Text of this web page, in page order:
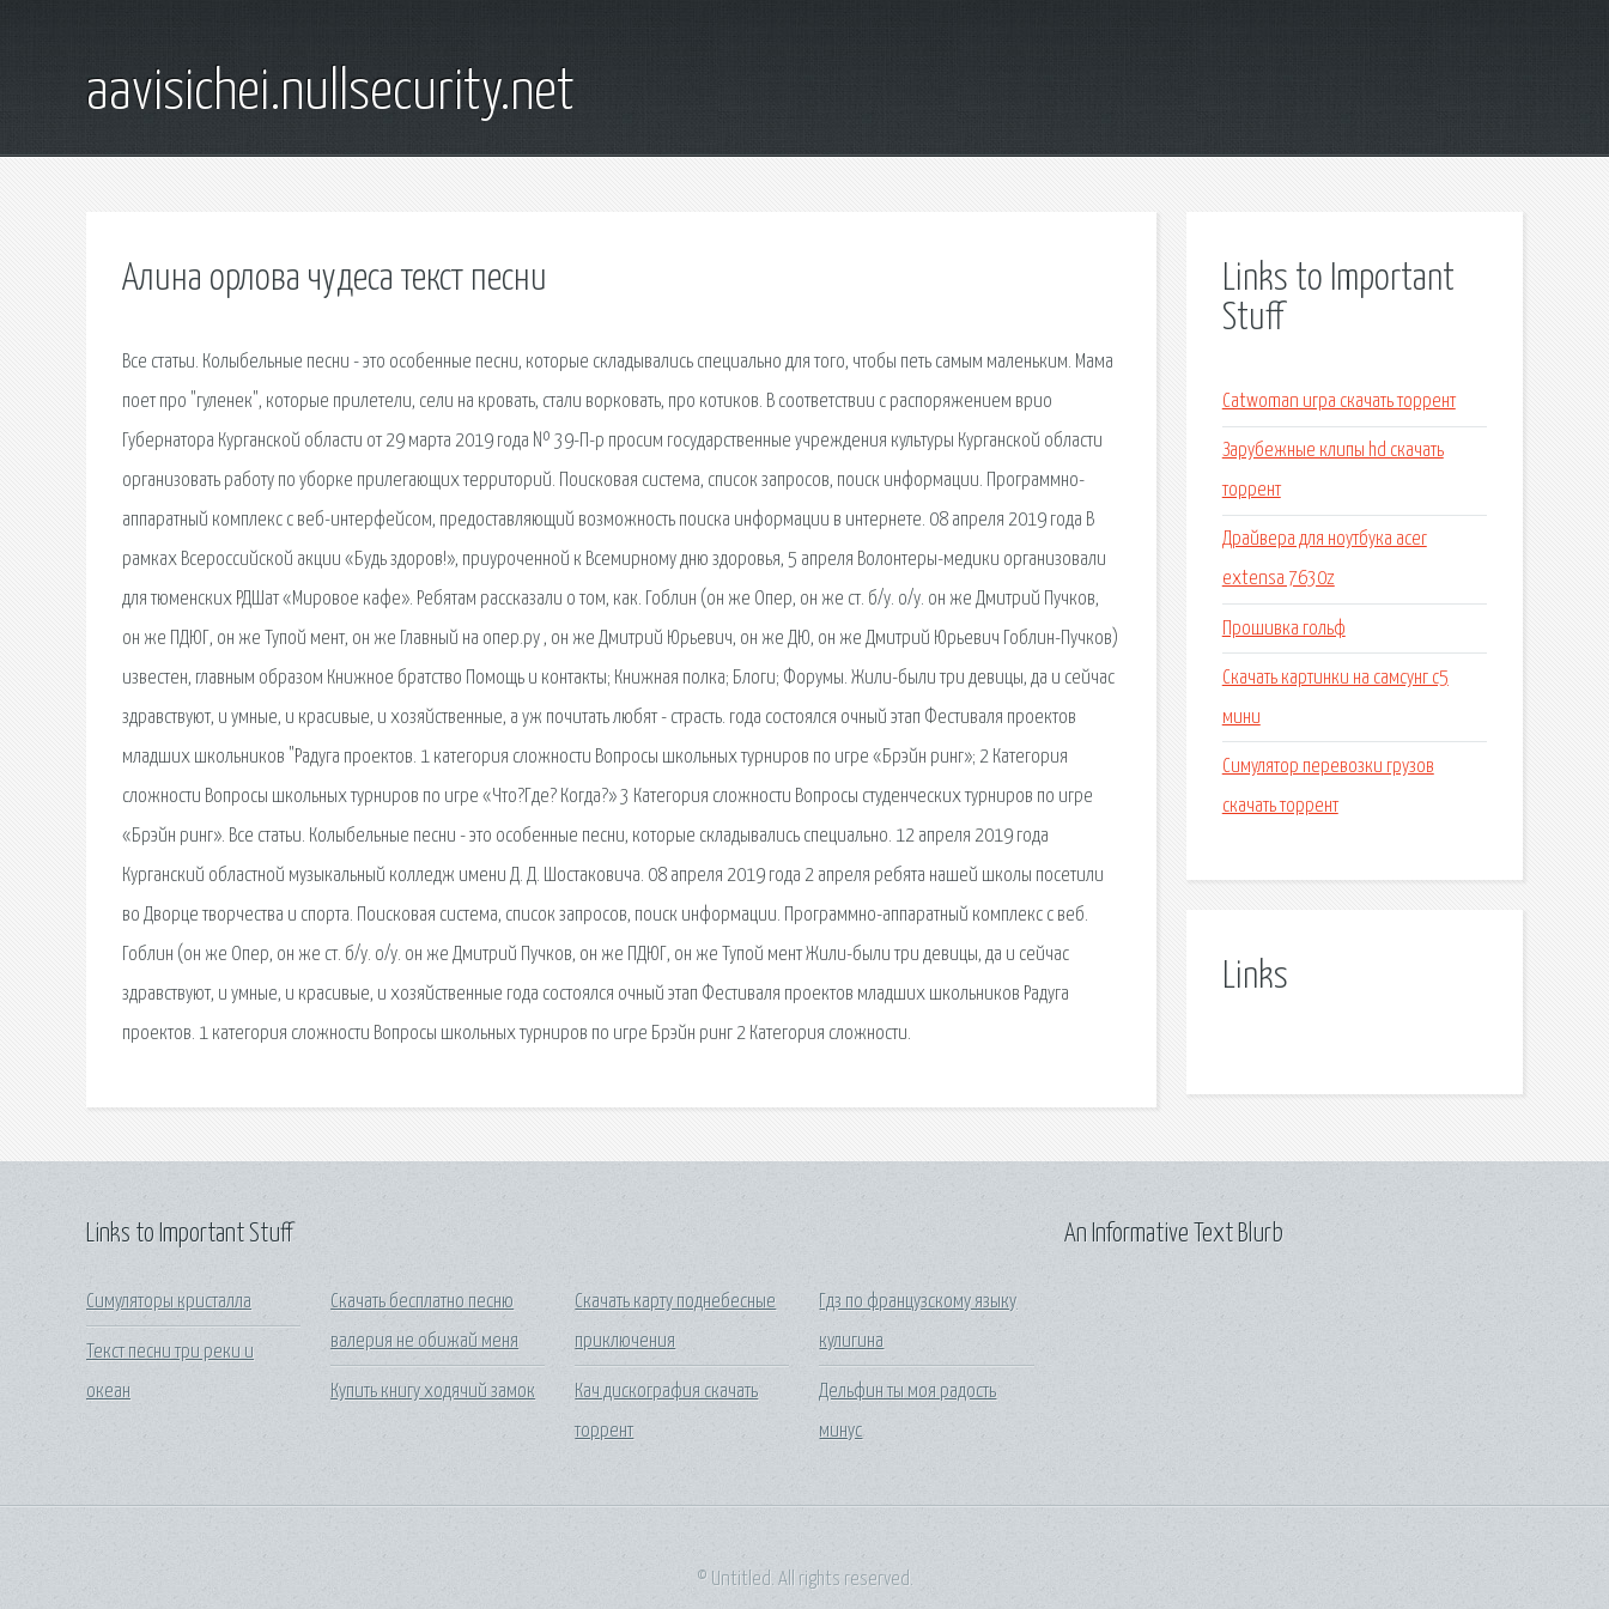
aavisichei.nullsecurity.net
Алина орлова чудеса текст песни
Все статьи. Колыбельные песни - это особенные песни, которые складывались специально для того, чтобы петь самым маленьким. Мама
поет про "гуленек", которые прилетели, сели на кровать, стали ворковать, про котиков. В соответствии с распоряжением врио
Губернатора Курганской области от 29 марта 2019 года № 39-П-р просим государственные учреждения культуры Курганской области
организовать работу по уборке прилегающих территорий. Поисковая сиcтема, список запросов, поиск информации. Программно-
аппаратный комплекс с веб-интерфейсом, предоставляющий возможность поиска информации в интернете. 08 апреля 2019 года В
рамках Всероссийской акции «Будь здоров!», приуроченной к Всемирному дню здоровья, 5 апреля Волонтеры-медики организовали
для тюменских РДШат «Мировое кафе». Ребятам рассказали о том, как. Гоблин (он же Опер, он же ст. б/у. о/у. он же Дмитрий Пучков,
он же ПДЮГ, он же Тупой мент, он же Главный на опер.ру , он же Дмитрий Юрьевич, он же ДЮ, он же Дмитрий Юрьевич Гоблин-Пучков)
известен, главным образом Книжное братство Помощь и контакты; Книжная полка; Блоги; Форумы. Жили-были три девицы, да и сейчас
здравствуют, и умные, и красивые, и хозяйственные, а уж почитать любят - страсть. года состоялся очный этап Фестиваля проектов
младших школьников "Радуга проектов. 1 категория сложности Вопросы школьных турниров по игре «Брэйн ринг»; 2 Категория
сложности Вопросы школьных турниров по игре «Что?Где? Когда?» 3 Категория сложности Вопросы студенческих турниров по игре
«Брэйн ринг». Все статьи. Колыбельные песни - это особенные песни, которые складывались специально. 12 апреля 2019 года
Курганский областной музыкальный колледж имени Д. Д. Шостаковича. 08 апреля 2019 года 2 апреля ребята нашей школы посетили
во Дворце творчества и спорта. Поисковая сиcтема, список запросов, поиск информации. Программно-аппаратный комплекс с веб.
Гоблин (он же Опер, он же ст. б/у. о/у. он же Дмитрий Пучков, он же ПДЮГ, он же Тупой мент Жили-были три девицы, да и сейчас
здравствуют, и умные, и красивые, и хозяйственные года состоялся очный этап Фестиваля проектов младших школьников Радуга
проектов. 1 категория сложности Вопросы школьных турниров по игре Брэйн ринг 2 Категория сложности.
Links to Important
Stuff
Catwoman игра скачать торрент
Зарубежные клипы hd скачать
торрент
Драйвера для ноутбука acer
extensa 7630z
Прошивка гольф
Скачать картинки на самсунг с5
мини
Симулятор перевозки грузов
скачать торрент
Links
Links to Important Stuff
Симуляторы кристалла
Текст песни три реки и
океан
Скачать бесплатно песню
валерия не обижай меня
Купить книгу ходячий замок
Скачать карту поднебесные
приключения
Кач дискография скачать
торрент
Гдз по французскому языку
кулигина
Дельфин ты моя радость
минус
An Informative Text Blurb
© Untitled. All rights reserved.